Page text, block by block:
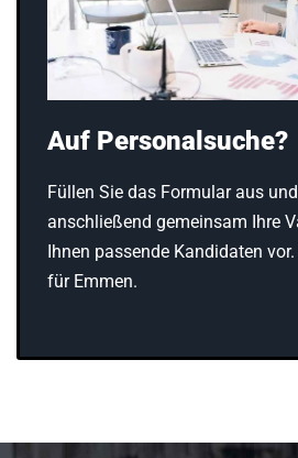
Auf Personalsuche?
Füllen Sie das Formular aus
anschließend gemeinsam Ihre
Ihnen passende Kandidaten
für Emmen.